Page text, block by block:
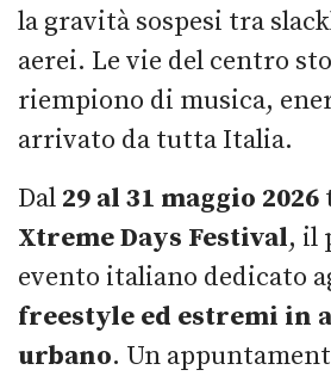
la gravità sospesi tra
aerei. Le vie del centro
riempiono di musica,
arrivato da tutta Italia.
Dal 29 al 31 maggio 2026
Xtreme Days Festival, il
evento italiano dedicato
freestyle ed estremi in
urbano. Un